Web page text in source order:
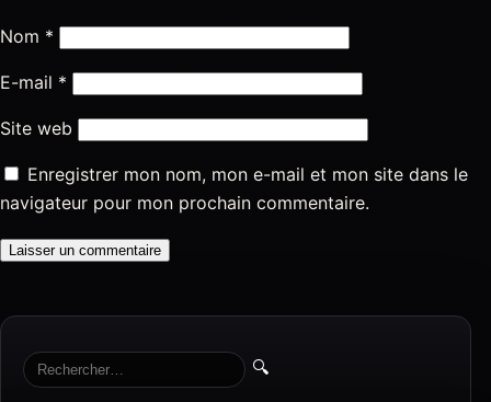
Nom *
E-mail *
Site web
Enregistrer mon nom, mon e-mail et mon site dans le
navigateur pour mon prochain commentaire.
🔍